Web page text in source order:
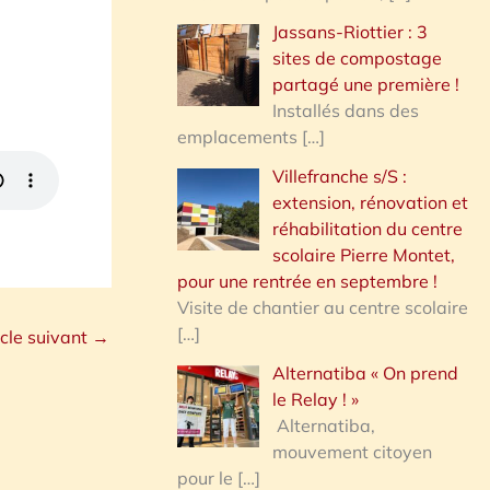
suivant →
Jassans-Riottier : 3
sites de compostage
partagé une première !
Installés dans des
emplacements […]
Villefranche s/S :
extension, rénovation et
réhabilitation du centre
scolaire Pierre Montet,
pour une rentrée en septembre !
Visite de chantier au centre scolaire
[…]
Alternatiba « On prend
le Relay ! »
Alternatiba,
mouvement citoyen
pour le […]